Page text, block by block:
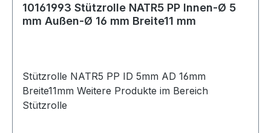
10161993 Stützrolle NATR5 PP Innen-Ø 5
mm Außen-Ø 16 mm Breite11 mm
Stützrolle NATR5 PP ID 5mm AD 16mm
Breite11mm Weitere Produkte im Bereich
Stützrolle